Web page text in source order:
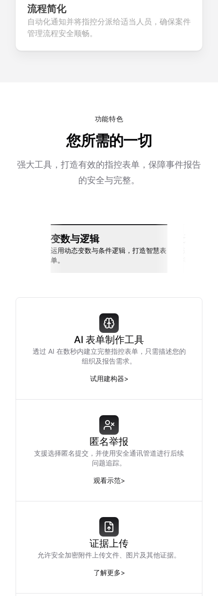
流程简化
自动化通知并将指控分派给适当人员，确保案件
管理流程安全顺畅。
功能特色
您所需的一切
强大工具，打造有效的指控表单，保障事件报告
的安全与完整。
变数与逻辑
运用动态变数与条件逻辑，打造智慧表
单。
AI 表单制作工具
透过 AI 在数秒内建立完整指控表单，只需描述您的
组织及报告需求。
试用建构器>
匿名举报
支援选择匿名提交，并使用安全通讯管道进行后续
问题追踪。
观看示范>
证据上传
允许安全加密附件上传文件、图片及其他证据。
了解更多>